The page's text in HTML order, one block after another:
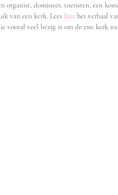
organist, dominees, toeristen, een
van een kerk. Lees hier het verhaal
vooral veel bezig is om de ene kerk